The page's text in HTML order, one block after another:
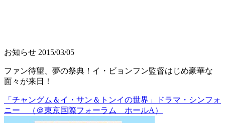
お知らせ 2015/03/05
ファン待望、夢の祭典！イ・ビョンフン監督はじめ豪華な
面々が来日！
「チャングム＆イ・サン＆トンイの世界」ドラマ・シンフォ
ニー （＠東京国際フォーラム ホールA）